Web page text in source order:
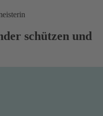
schützen und